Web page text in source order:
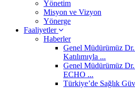
Yönetim
Misyon ve Vizyon
Yönerge
Faaliyetler
Haberler
Genel Müdürümüz
Katılımıyla ...
Genel Müdürümüz
ECHO ...
Türkiye’de Sağlık